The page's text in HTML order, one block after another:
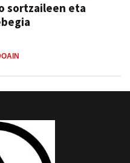
sortzaileen eta